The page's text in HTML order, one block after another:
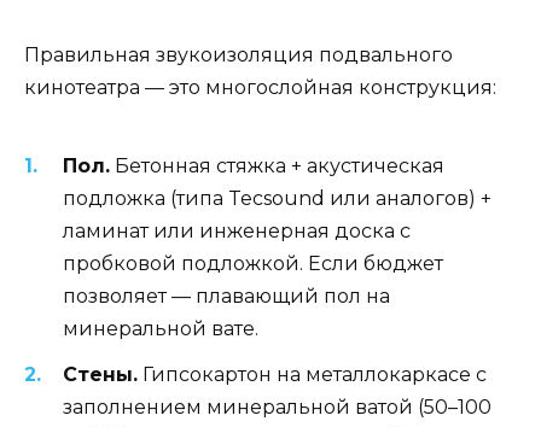
Правильная звукоизоляция подвального
кинотеатра — это многослойная конструкция:
Пол. Бетонная стяжка + акустическая
подложка (типа Tecsound или аналогов) +
ламинат или инженерная доска с
пробковой подложкой. Если бюджет
позволяет — плавающий пол на
минеральной вате.
Стены. Гипсокартон на металлокаркасе с
заполнением минеральной ватой (50–100